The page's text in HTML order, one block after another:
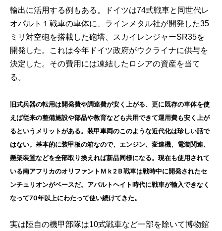
輸出に活用する例もある。ドイツは74式戦車と同世代レ
オパルト１戦車の車体に、ラインメタル社が開発した35
ミリ対空砲を搭載した砲塔、スカイレンジャーSR35を
開発した。これは今年ドイツ政府がウクライナに供与を
決定した。その費用には凍結したロシアの資産を当て
る。
旧式兵器の転用は開発費や調達費が安く上がる、更に既存の車体を使
えば従来の整備施設や部品や教育なども共用できて運用費も安く上が
るというメリットがある。装甲車両のこのような近代化は珍しい話で
はない。基本的に装甲板の箱なので、エンジン、変速機、電装関連、
懸架装置などを全部取り換えれば新品同様になる。現在も使用されて
いる南アフリカのオリファントＭｋ2Ｂ戦車は戦時中に開発されたセ
ンチュリオンがベースだ。アパルトヘイト時代に戦車が輸入できなく
なって70年以上にわたって使い続けてきた。
実は陸自の機甲部隊は10式戦車など一部を除いて博物館